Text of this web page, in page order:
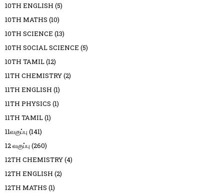
10TH ENGLISH (5)
10TH MATHS (10)
10TH SCIENCE (13)
10TH SOCIAL SCIENCE (5)
10TH TAMIL(12)
11TH CHEMISTRY(2)
11TH ENGLISH (1)
11TH PHYSICS (1)
11TH TAMIL(1)
11வகுப்பு (141)
12 வகுப்பு (260)
12TH CHEMISTRY(4)
12TH ENGLISH (2)
12TH MATHS (1)